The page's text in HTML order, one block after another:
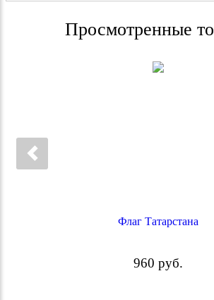
Просмотренные
Флаг Татарстана
960 руб.